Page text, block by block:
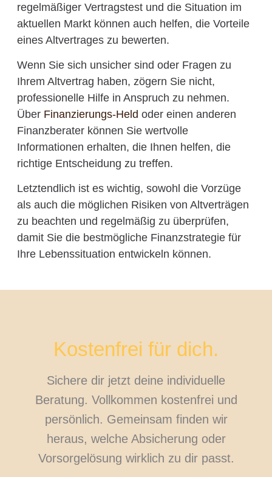
regelmäßiger Vertragstest und die Situation im
aktuellen Markt können auch helfen, die Vorteile
eines Altvertrages zu bewerten.
Wenn Sie sich unsicher sind oder Fragen zu
Ihrem Altvertrag haben, zögern Sie nicht,
professionelle Hilfe in Anspruch zu nehmen.
Über Finanzierungs-Held oder einen anderen
Finanzberater können Sie wertvolle
Informationen erhalten, die Ihnen helfen, die
richtige Entscheidung zu treffen.
Letztendlich ist es wichtig, sowohl die Vorzüge
als auch die möglichen Risiken von Altverträgen
zu beachten und regelmäßig zu überprüfen,
damit Sie die bestmögliche Finanzstrategie für
Ihre Lebenssituation entwickeln können.
Kostenfrei für dich.
Sichere dir jetzt deine individuelle
Beratung. Vollkommen kostenfrei und
persönlich. Gemeinsam finden wir
heraus, welche Absicherung oder
Vorsorgelösung wirklich zu dir passt.